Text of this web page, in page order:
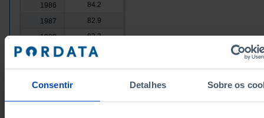
Consentir Detalhes Sobre os
1986
84.2
1987
82.9
1988
82.3
1989
81.2
1990
85.3
1991
1992
78.2